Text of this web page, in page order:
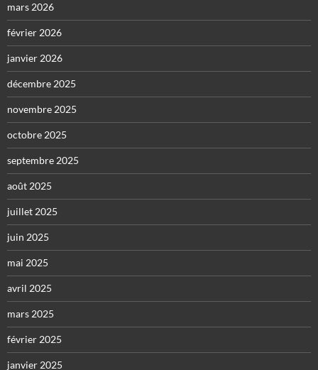
mars 2026
février 2026
janvier 2026
décembre 2025
novembre 2025
octobre 2025
septembre 2025
août 2025
juillet 2025
juin 2025
mai 2025
avril 2025
mars 2025
février 2025
janvier 2025